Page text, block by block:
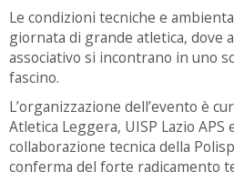
Le condizioni tecniche e
giornata di grande atletica, dove
associativo si incontrano in uno
fascino.
L’organizzazione dell’evento è
Atletica Leggera, UISP Lazio APS
collaborazione tecnica della
conferma del forte radicamento